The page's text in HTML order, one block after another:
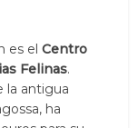
es elCentro
Felinas.
la antigua
ha